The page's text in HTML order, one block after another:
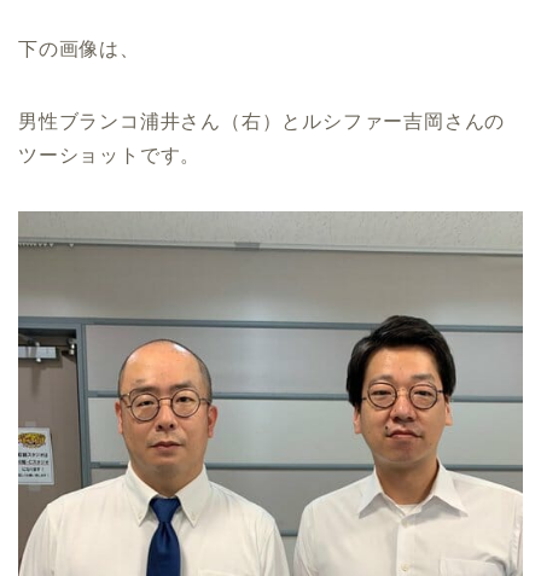
下の画像は、
男性ブランコ浦井さん（右）とルシファー吉岡さんの
ツーショットです。